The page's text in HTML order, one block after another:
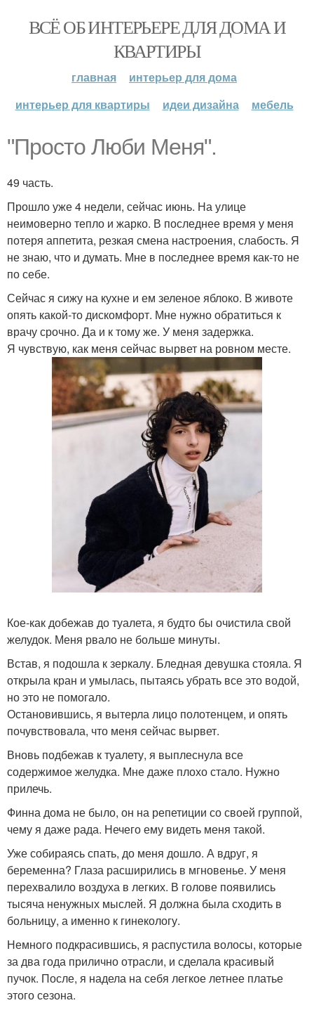
ВСЁ ОБ ИНТЕРЬЕРЕ ДЛЯ ДОМА И
КВАРТИРЫ
главная
интерьер для дома
интерьер для квартиры
идеи дизайна мебель
"Просто Люби Меня".
49 часть.
Прошло уже 4 недели, сейчас июнь. На улице
неимоверно тепло и жарко. В последнее время у меня
потеря аппетита, резкая смена настроения, слабость. Я
не знаю, что и думать. Мне в последнее время как-то не
по себе.
Сейчас я сижу на кухне и ем зеленое яблоко. В животе
опять какой-то дискомфорт. Мне нужно обратиться к
врачу срочно. Да и к тому же. У меня задержка.
Я чувствую, как меня сейчас вырвет на ровном месте.
Кое-как добежав до туалета, я будто бы очистила свой
желудок. Меня рвало не больше минуты.
Встав, я подошла к зеркалу. Бледная девушка стояла. Я
открыла кран и умылась, пытаясь убрать все это водой,
но это не помогало.
Остановившись, я вытерла лицо полотенцем, и опять
почувствовала, что меня сейчас вырвет.
Вновь подбежав к туалету, я выплеснула все
содержимое желудка. Мне даже плохо стало. Нужно
прилечь.
Финна дома не было, он на репетиции со своей группой,
чему я даже рада. Нечего ему видеть меня такой.
Уже собираясь спать, до меня дошло. А вдруг, я
беременна? Глаза расширились в мгновенье. У меня
перехвалило воздуха в легких. В голове появились
тысяча ненужных мыслей. Я должна была сходить в
больницу, а именно к гинекологу.
Немного подкрасившись, я распустила волосы, которые
за два года прилично отрасли, и сделала красивый
пучок. После, я надела на себя легкое летнее платье
этого сезона.